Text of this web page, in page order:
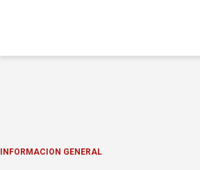
INFORMACION GENERAL